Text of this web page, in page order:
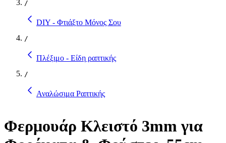
/
DIY - Φτιάξτο Μόνος Σου
/
Πλέξιμο - Είδη ραπτικής
/
Αναλώσιμα Ραπτικής
Φερμουάρ Κλειστό 3mm για